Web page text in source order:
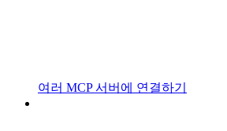
여러 MCP 서버에 연결하기